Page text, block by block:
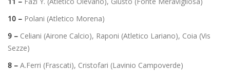
10 – Polani (Atletico Morena)
9 – Celiani (Airone Calcio), Raponi (Atletico Lariano), Coia (Vis
Sezze)
8 – A.Ferri (Frascati), Cristofari (Lavinio Campoverde)